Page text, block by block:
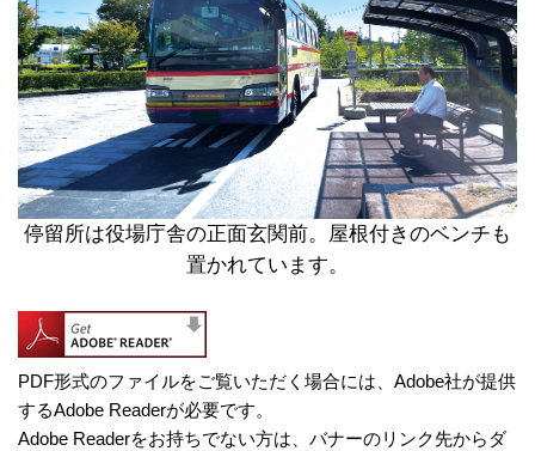
停留所は役場庁舎の正面玄関前。屋根付きのベンチも
置かれています。
PDF形式のファイルをご覧いただく場合には、Adobe社が提供
するAdobe Readerが必要です。
Adobe Readerをお持ちでない方は、バナーのリンク先からダ